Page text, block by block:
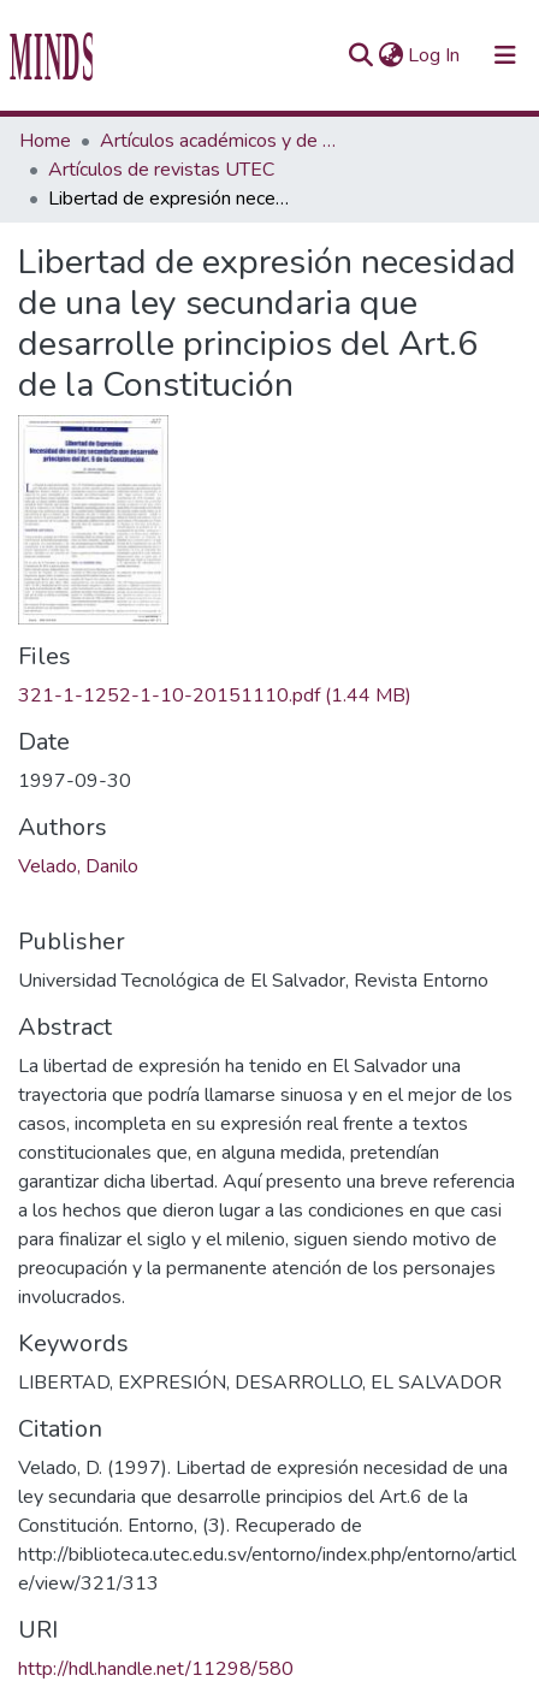
Log In (current)
Communities & Collections
All of Repository UTEC
Home
Artículos académicos y de opinión
Artículos de revistas UTEC
Libertad de expresión necesidad de una ley secundaria que desarrolle principios del Art.6 de la Constitución
Libertad de expresión necesidad
de una ley secundaria que
desarrolle principios del Art.6
de la Constitución
Files
321-1-1252-1-10-20151110.pdf(1.44 MB)
Date
1997-09-30
Authors
Velado, Danilo
Publisher
Universidad Tecnológica de El Salvador, Revista Entorno
Abstract
La libertad de expresión ha tenido en El Salvador una
trayectoria que podría llamarse sinuosa y en el mejor de los
casos, incompleta en su expresión real frente a textos
constitucionales que, en alguna medida, pretendían
garantizar dicha libertad. Aquí presento una breve referencia
a los hechos que dieron lugar a las condiciones en que casi
para finalizar el siglo y el milenio, siguen siendo motivo de
preocupación y la permanente atención de los personajes
involucrados.
Keywords
LIBERTAD, EXPRESIÓN, DESARROLLO, EL SALVADOR
Citation
Velado, D. (1997). Libertad de expresión necesidad de una
ley secundaria que desarrolle principios del Art.6 de la
Constitución. Entorno, (3). Recuperado de
http://biblioteca.utec.edu.sv/entorno/index.php/entorno/articl
e/view/321/313
URI
http://hdl.handle.net/11298/580